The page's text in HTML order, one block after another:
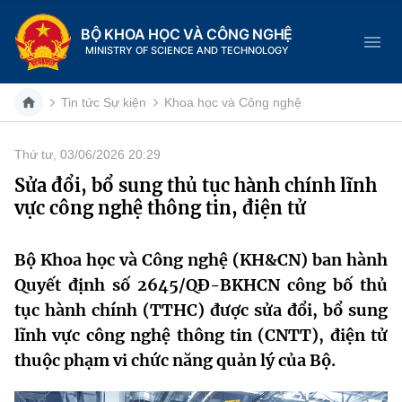
BỘ KHOA HỌC VÀ CÔNG NGHỆ
MINISTRY OF SCIENCE AND TECHNOLOGY
Danh mục
Trang chủ
Giới thiệu
Chức năng nhiệm vụ
Cơ cấu tổ chức
Tin tức sự kiện
Khoa học và Công nghệ
Dịch vụ công
Tin tức Sự kiện Khoa học và Công nghệ
Thứ tư, 03/06/2026 20:29
Sửa đổi, bổ sung thủ tục hành chính lĩnh
vực công nghệ thông tin, điện tử
Bộ Khoa học và Công nghệ (KH&CN) ban hành
Quyết định số 2645/QĐ-BKHCN công bố thủ
tục hành chính (TTHC) được sửa đổi, bổ sung
lĩnh vực công nghệ thông tin (CNTT), điện tử
thuộc phạm vi chức năng quản lý của Bộ.